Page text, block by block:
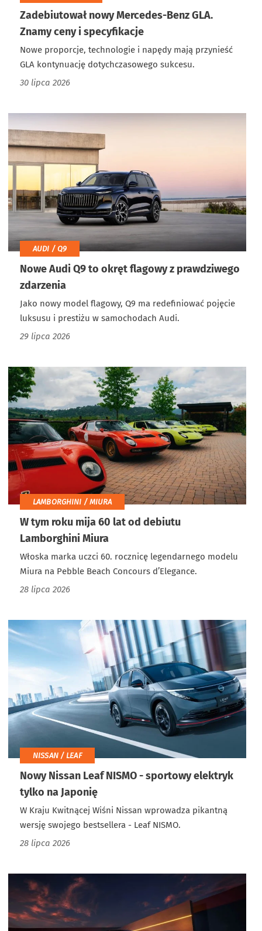
Zadebiutował nowy Mercedes-Benz GLA.
Znamy ceny i specyfikacje
Nowe proporcje, technologie i napędy mają przynieść
GLA kontynuację dotychczasowego sukcesu.
30 lipca 2026
AUDI / Q9
Nowe Audi Q9 to okręt flagowy z prawdziwego
zdarzenia
Jako nowy model flagowy, Q9 ma redefiniować pojęcie
luksusu i prestiżu w samochodach Audi.
29 lipca 2026
LAMBORGHINI / MIURA
W tym roku mija 60 lat od debiutu
Lamborghini Miura
Włoska marka uczci 60. rocznicę legendarnego modelu
Miura na Pebble Beach Concours d’Elegance.
28 lipca 2026
NISSAN / LEAF
Nowy Nissan Leaf NISMO - sportowy elektryk
tylko na Japonię
W Kraju Kwitnącej Wiśni Nissan wprowadza pikantną
wersję swojego bestsellera - Leaf NISMO.
28 lipca 2026